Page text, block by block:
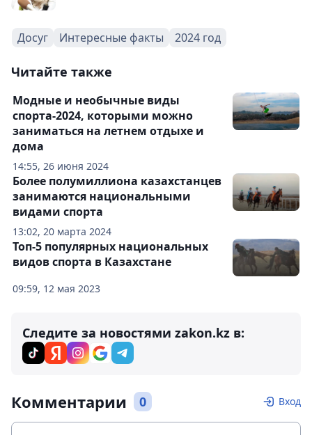
Досуг Интересные факты 2024 год
Читайте также
14:55, 26 июня 2024
Модные и необычные виды
спорта-2024, которыми можно
заниматься на летнем отдыхе и
дома
13:02, 20 марта 2024
Более полумиллиона казахстанцев
занимаются национальными
видами спорта
09:59, 12 мая 2023
Топ-5 популярных национальных
видов спорта в Казахстане
Следите за новостями zakon.kz в:
Комментарии 0 Вход